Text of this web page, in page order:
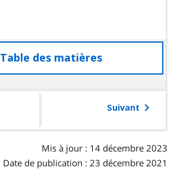
Table des matières
à
table
Suivant
Mis à jour : 14 décembre 2023
Date de publication : 23 décembre 2021